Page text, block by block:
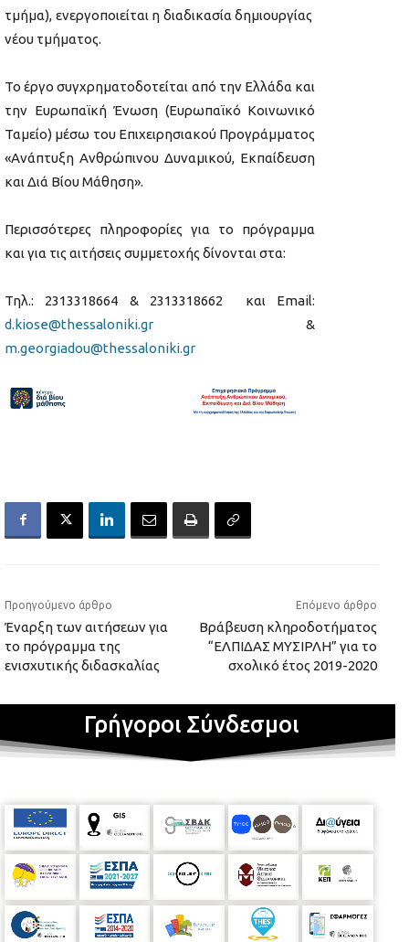
τμήμα), ενεργοποιείται η διαδικασία δημιουργίας
νέου τμήματος.
Το έργο συγχρηματοδοτείται από την Ελλάδα και
την Ευρωπαϊκή Ένωση (Ευρωπαϊκό Κοινωνικό
Ταμείο) μέσω του Επιχειρησιακού Προγράμματος
«Ανάπτυξη Ανθρώπινου Δυναμικού, Εκπαίδευση
και Διά Βίου Μάθηση».
Περισσότερες πληροφορίες για το πρόγραμμα
και για τις αιτήσεις συμμετοχής δίνονται στα:
Τηλ.: 2313318664 & 2313318662 και Email:
d.kiose@thessaloniki.gr &
m.georgiadou@thessaloniki.gr
Προηγούμενο άρθρο
Έναρξη των αιτήσεων για
το πρόγραμμα της
ενισχυτικής διδασκαλίας
Επόμενο άρθρο
Βράβευση κληροδοτήματος
“ΕΛΠΙΔΑΣ ΜΥΣΙΡΛΗ” για το
σχολικό έτος 2019-2020
Γρήγοροι Σύνδεσμοι